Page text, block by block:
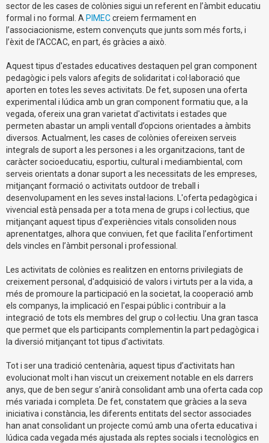
sector de les cases de colònies sigui un referent en l’àmbit educatiu
formal i no formal. A PIMECcreiem fermament en
l’associacionisme, estem convençuts que junts som més forts, i
l’èxit de l’ACCAC, en part, és gràcies a això.
Aquest tipus d'estades educatives destaquen pel gran component
pedagògic i pels valors afegits de solidaritat i col·laboració que
aporten en totes les seves activitats. De fet, suposen una oferta
experimental i lúdica amb un gran component formatiu que, a la
vegada, ofereix una gran varietat d'activitats i estades que
permeten abastar un ampli ventall d’opcions orientades a àmbits
diversos. Actualment, les cases de colònies ofereixen serveis
integrals de suport a les persones i a les organitzacions, tant de
caràcter socioeducatiu, esportiu, cultural i mediambiental, com
serveis orientats a donar suport a les necessitats de les empreses,
mitjançant formació o activitats outdoor de treball i
desenvolupament en les seves instal·lacions. L'oferta pedagògica i
vivencial està pensada per a tota mena de grups i col·lectius, que
mitjançant aquest tipus d'experiències vitals consoliden nous
aprenentatges, alhora que conviuen, fet que facilita l’enfortiment
dels vincles en l’àmbit personal i professional.
Les activitats de colònies es realitzen en entorns privilegiats de
creixement personal, d'adquisició de valors i virtuts per a la vida, a
més de promoure la participació en la societat, la cooperació amb
els companys, la implicació en l'espai públic i contribuir a la
integració de tots els membres del grup o col·lectiu. Una gran tasca
que permet que els participants complementin la part pedagògica i
la diversió mitjançant tot tipus d'activitats.
Tot i ser una tradició centenària, aquest tipus d’activitats han
evolucionat molt i han viscut un creixement notable en els darrers
anys, que de ben segur s’anirà consolidant amb una oferta cada cop
més variada i completa. De fet, constatem que gràcies a la seva
iniciativa i constància, les diferents entitats del sector associades
han anat consolidant un projecte comú amb una oferta educativa i
lúdica cada vegada més ajustada als reptes socials i tecnològics en